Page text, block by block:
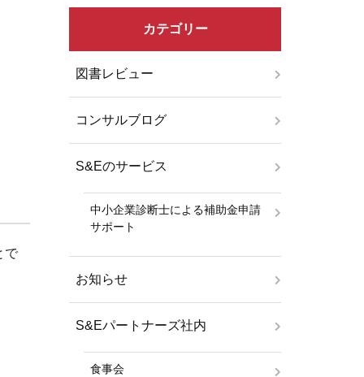
で
カテゴリー
図書レビュー
コンサルブログ
S&Eのサービス
中小企業診断士による補助金申請
サポート
お知らせ
S&Eパートナーズ社内
食事会